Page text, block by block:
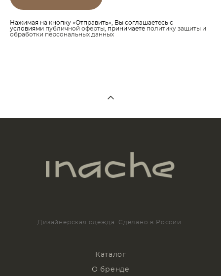
Нажимая на кнопку «Отправить», Вы соглашаетесь с
условиями публичной оферты , принимаете политику защиты и
обработки персональных данных
Дизайнерская одежда. Сделано в России.
Каталог
О бренде